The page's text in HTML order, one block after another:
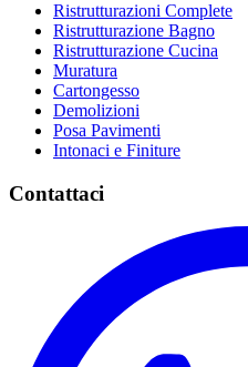
Ristrutturazioni Complete
Ristrutturazione Bagno
Ristrutturazione Cucina
Muratura
Cartongesso
Demolizioni
Posa Pavimenti
Intonaci e Finiture
Contattaci